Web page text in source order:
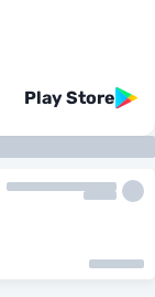
Play